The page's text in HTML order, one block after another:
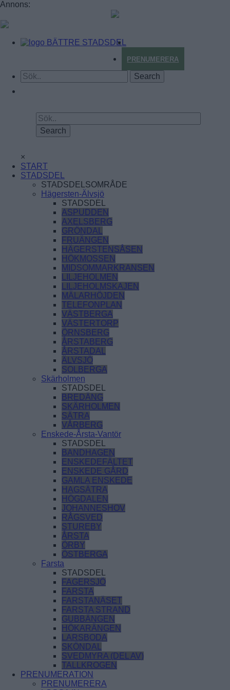
Annons:
BÄTTRE STADSDEL
PRENUMERERA
×
START
STADSDEL
STADSDELSOMRÅDE
Hägersten-Älvsjö
STADSDEL
ASPUDDEN
AXELSBERG
GRÖNDAL
FRUÄNGEN
HÄGERSTENSÅSEN
HÖKMOSSEN
MIDSOMMARKRANSEN
LILJEHOLMEN
LILJEHOLMSKAJEN
MÄLARHÖJDEN
TELEFONPLAN
VÄSTBERGA
VÄSTERTORP
ÖRNSBERG
ÅRSTABERG
ÅRSTADAL
ÄLVSJÖ
SOLBERGA
Skärholmen
STADSDEL
BREDÄNG
SKÄRHOLMEN
SÄTRA
VÅRBERG
Enskede-Årsta-Vantör
STADSDEL
BANDHAGEN
ENSKEDEFÄLTET
ENSKEDE GÅRD
GAMLA ENSKEDE
HAGSÄTRA
HÖGDALEN
JOHANNESHOV
RÅGSVED
STUREBY
ÅRSTA
ÖRBY
ÖSTBERGA
Farsta
STADSDEL
FAGERSJÖ
FARSTA
FARSTANÄSET
FARSTA STRAND
GUBBÄNGEN
HÖKARÄNGEN
LARSBODA
SKÖNDAL
SVEDMYRA (DEL AV)
TALLKROGEN
PRENUMERATION
PRENUMERERA